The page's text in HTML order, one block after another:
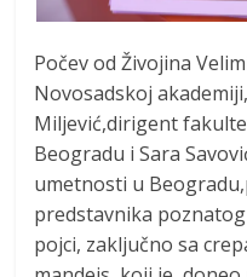
Počev od Živojina
Novosadskoj
Miljević,dirigent
Beogradu i Sara
umetnosti u
predstavnika
pojci, zaključno sa